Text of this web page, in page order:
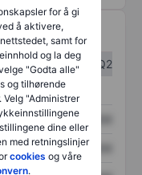
for å gi
å aktivere,
samt for
og la deg
"Godta alle"
og tilhørende
"Administrer
dine eller
med retningslinjer
cookies og våre
.
Q1
Q2
XXXXXXX
XXXXXXX